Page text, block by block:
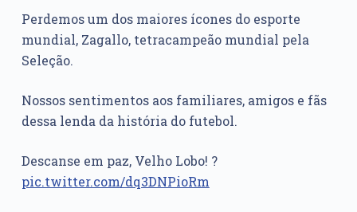
Perdemos um dos maiores ícones do esporte
mundial, Zagallo, tetracampeão mundial pela
Seleção.
Nossos sentimentos aos familiares, amigos e fãs
dessa lenda da história do futebol.
Descanse em paz, Velho Lobo! ?
pic.twitter.com/dq3DNPioRm